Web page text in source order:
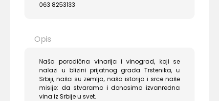
063 8253133
Opis
Naša porodična vinarija i vinograd, koji se
nalazi u blizini prijatnog grada Trstenika, u
Srbiji, naša su zemlja, naša istorija i srce naše
misije: da stvaramo i donosimo izvanredna
vina iz Srbije u svet.